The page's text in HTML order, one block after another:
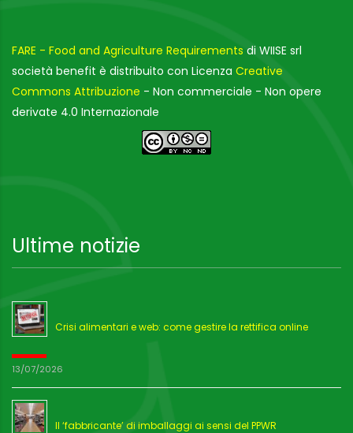
FARE - Food and Agriculture Requirements di WIISE srl
società benefit è distribuito con Licenza Creative
Commons Attribuzione - Non commerciale - Non opere
derivate 4.0 Internazionale
Ultime notizie
Crisi alimentari e web: come gestire la rettifica online
13/07/2026
Il ‘fabbricante’ di imballaggi ai sensi del PPWR